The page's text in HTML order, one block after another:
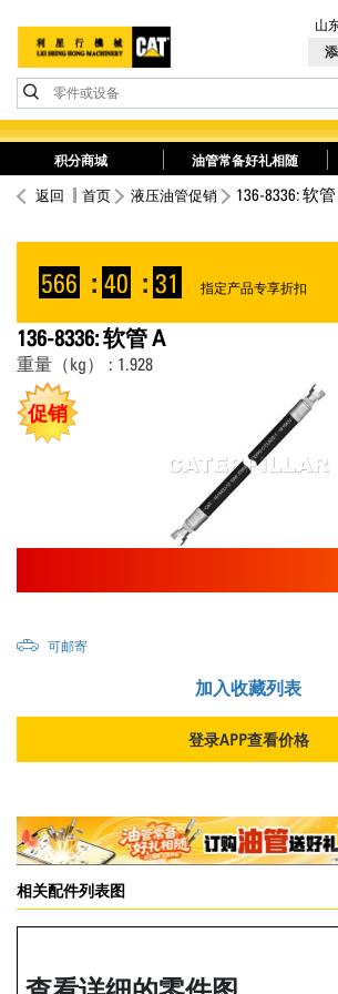
零件或设备
山
积分商城 油管常备好礼相随
返回 首页 液压油管促销 136-8336: 软
566 : 40 : 31 指定产品专享折扣
136-8336: 软管 A
重量（kg） : 1.928
促销
可邮寄
加入收藏列表
登录APP查看价格
相关配件列表图